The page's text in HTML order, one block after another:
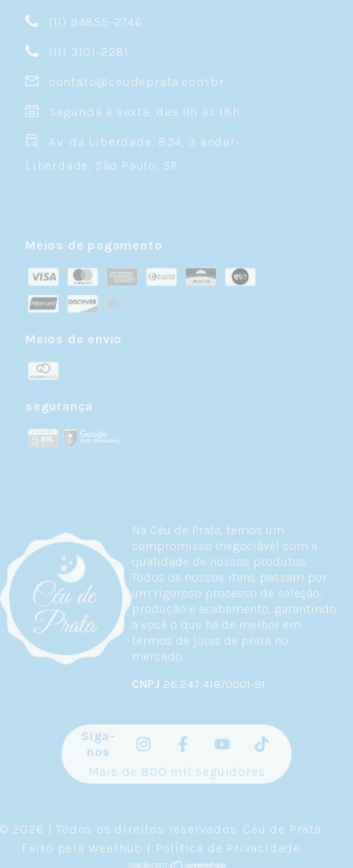
Na Céu de Prata, temos um
compromisso inegociável com a
qualidade de nossos produtos.
Todos os nossos itens passam por
um rigoroso processo de seleção,
produção e acabamento, garantindo
a você o que há de melhor em
termos de joias de prata no
mercado.
CNPJ 26.247.418/0001-91
(11) 94855-2746
(11) 3101-2281
contato@ceudeprata.com.br
Segunda à sexta, das 9h às 18h
Av. da Liberdade, 834, 3 andar-
Liberdade, São Paulo, SP
Meios de pagamento
Meios de envio
segurança
Siga-
nos
Mais de 800 mil seguidores
© 2026 | Todos os direitos reservados. Céu de Prata
Feito pela Weethub | Política de Privacidade